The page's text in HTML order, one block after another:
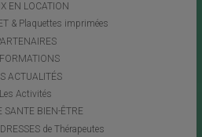
EN LOCATION
& Plaquettes imprimées
FORMATIONS
ACTUALITÉS
Les Activités
SANTE BIEN-ÊTRE
de Thérapeutes